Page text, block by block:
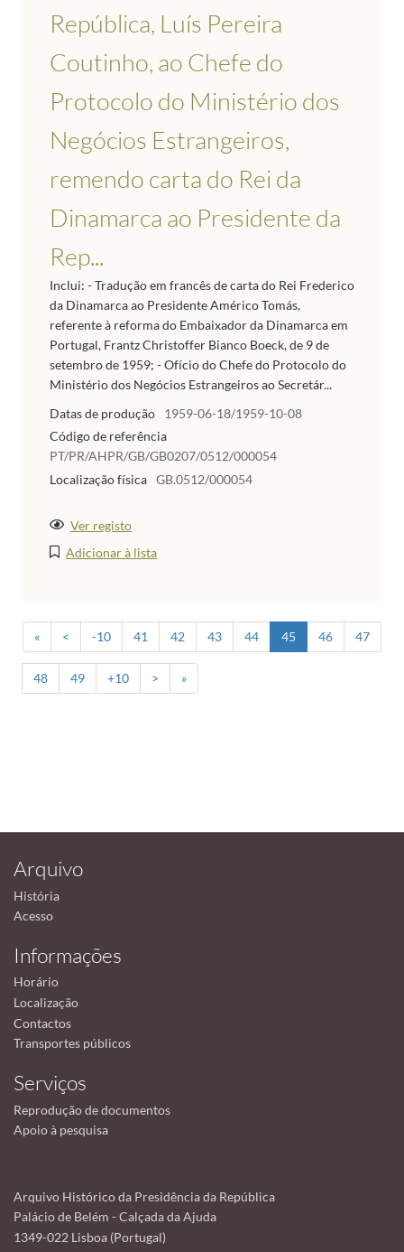
República, Luís Pereira
Coutinho, ao Chefe do
Protocolo do Ministério dos
Negócios Estrangeiros,
remendo carta do Rei da
Dinamarca ao Presidente da
Rep...
Inclui: - Tradução em francês de carta do Rei Frederico
da Dinamarca ao Presidente Américo Tomás,
referente à reforma do Embaixador da Dinamarca em
Portugal, Frantz Christoffer Bianco Boeck, de 9 de
setembro de 1959; - Ofício do Chefe do Protocolo do
Ministério dos Negócios Estrangeiros ao Secretár...
Datas de produção
1959-06-18/1959-10-08
Código de referência
PT/PR/AHPR/GB/GB0207/0512/000054
Localização física GB.0512/000054
Ver registo
Adicionar à lista
« < -10 41 42 43 44 45 46 47
48 49 +10 > »
Arquivo
História
Acesso
Informações
Horário
Localização
Contactos
Transportes públicos
Serviços
Reprodução de documentos
Apoio à pesquisa
Arquivo Histórico da Presidência da República
Palácio de Belém - Calçada da Ajuda
1349-022 Lisboa (Portugal)